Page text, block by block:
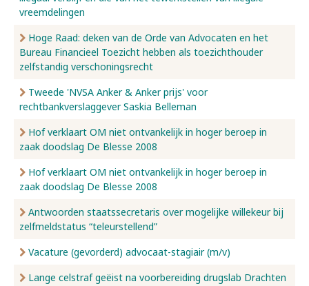
vreemdelingen
Hoge Raad: deken van de Orde van Advocaten en het
Bureau Financieel Toezicht hebben als toezichthouder
zelfstandig verschoningsrecht
Tweede 'NVSA Anker & Anker prijs' voor
rechtbankverslaggever Saskia Belleman
Hof verklaart OM niet ontvankelijk in hoger beroep in
zaak doodslag De Blesse 2008
Hof verklaart OM niet ontvankelijk in hoger beroep in
zaak doodslag De Blesse 2008
Antwoorden staatssecretaris over mogelijke willekeur bij
zelfmeldstatus “teleurstellend”
Vacature (gevorderd) advocaat-stagiair (m/v)
Lange celstraf geëist na voorbereiding drugslab Drachten